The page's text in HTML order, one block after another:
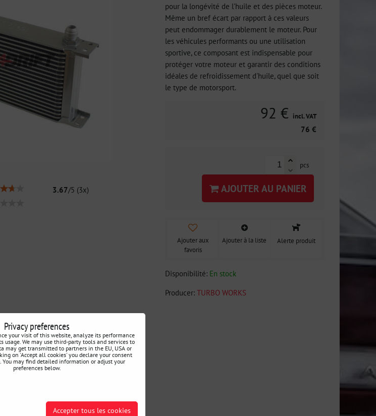
3.67/5 (3x)
pour la longévité de l'huile et des pièces moteur.
Même un bref écart par rapport à ces valeurs
peut endommager durablement le moteur. Pour
les véhicules performants ou une utilisation
sportive, ce composant est indispensable pour
protéger votre moteur et garantir des conditions
idéales de refroidissement d'huile, quel que soit
le type de motorsport.
92 € incl. VAT
76 €
pcs
AJOUTER AU PANIER
Ajouter aux
favoris
Ajouter à la liste Alerte produit
Disponibilité: En stock
Producer: TURBO WORKS
: 260x150x50mm
Privacy preferences
your visit of this website, analyze its performance
usage. We may use third-party tools and services to
may get transmitted to partners in the EU, USA or
on 'Accept all cookies' you declare your consent
You may find detailed information or adjust your
preferences below.
Accepter tous les cookies